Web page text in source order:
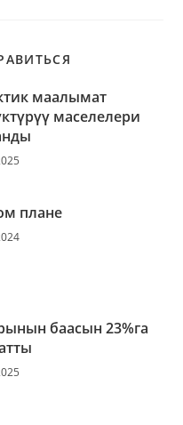
маалымат
маселелери
плане
баасын 23%га